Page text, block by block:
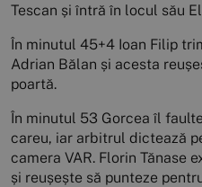
Tescan și întră în locul său
În minutul 45+4 Ioan Filip
Adrian Bălan și acesta
poartă.
În minutul 53 Gorcea îl
careu, iar arbitrul dictează
camera VAR. Florin Tănase
și reușește să punteze